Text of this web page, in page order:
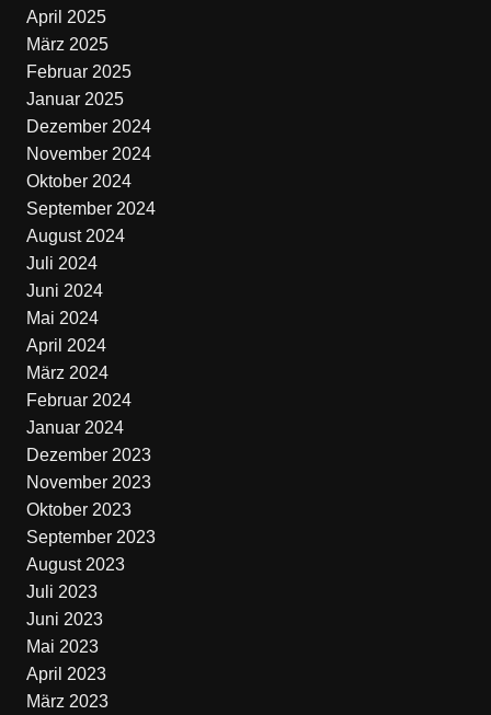
April 2025
März 2025
Februar 2025
Januar 2025
Dezember 2024
November 2024
Oktober 2024
September 2024
August 2024
Juli 2024
Juni 2024
Mai 2024
April 2024
März 2024
Februar 2024
Januar 2024
Dezember 2023
November 2023
Oktober 2023
September 2023
August 2023
Juli 2023
Juni 2023
Mai 2023
April 2023
März 2023